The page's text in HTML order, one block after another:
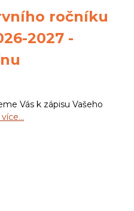
ročníku
2027 -
Vás k zápisu Vašeho
více…